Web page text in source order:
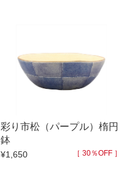
ご飯茶碗
ラーメン鉢・中華食器
蓋付マグ
彩り市松（パープル）楕円
鉢
¥1,650 ［ 30％OFF ］